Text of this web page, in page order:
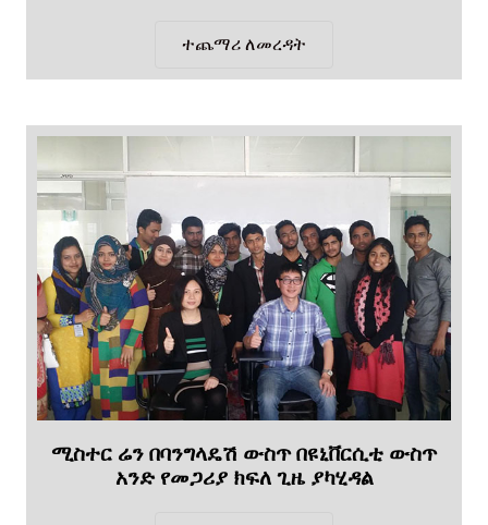
ተጨማሪ ለመረዳት
ሚስተር ሬን በባንግላዴሽ ውስጥ በዩኒቨርሲቲ ውስጥ
አንድ የመጋሪያ ክፍለ ጊዜ ያካሂዳል